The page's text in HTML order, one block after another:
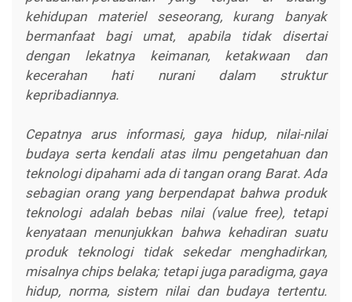
kehidupan materiel seseorang, kurang banyak
bermanfaat bagi umat, apabila tidak disertai
dengan lekatnya keimanan, ketakwaan dan
kecerahan hati nurani dalam struktur
kepribadiannya.
Cepatnya arus informasi, gaya hidup, nilai-nilai
budaya serta kendali atas ilmu pengetahuan dan
teknologi dipahami ada di tangan orang Barat. Ada
sebagian orang yang berpendapat bahwa produk
teknologi adalah bebas nilai (value free), tetapi
kenyataan menunjukkan bahwa kehadiran suatu
produk teknologi tidak sekedar menghadirkan,
misalnya chips belaka; tetapi juga paradigma, gaya
hidup, norma, sistem nilai dan budaya tertentu.